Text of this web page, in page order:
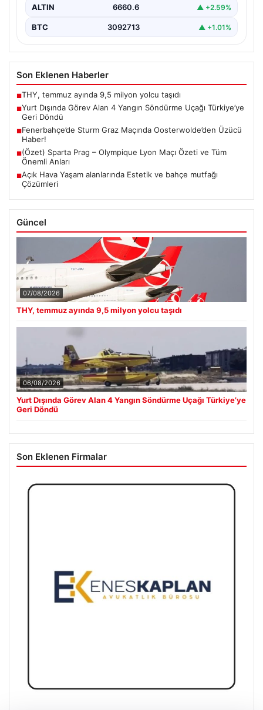
ALTIN 6660.6 ▲ +2.59%
BTC 3092713 ▲ +1.01%
Son Eklenen Haberler
■THY, temmuz ayında 9,5 milyon yolcu taşıdı
■Yurt Dışında Görev Alan 4 Yangın Söndürme Uçağı Türkiye’ye
Geri Döndü
■Fenerbahçe’de Sturm Graz Maçında Oosterwolde’den Üzücü
Haber!
■(Özet) Sparta Prag – Olympique Lyon Maçı Özeti ve Tüm
Önemli Anları
■Açık Hava Yaşam alanlarında Estetik ve bahçe mutfağı
Çözümleri
Güncel
07/08/2026
THY, temmuz ayında 9,5 milyon yolcu taşıdı
06/08/2026
Yurt Dışında Görev Alan 4 Yangın Söndürme Uçağı Türkiye’ye
Geri Döndü
Son Eklenen Firmalar